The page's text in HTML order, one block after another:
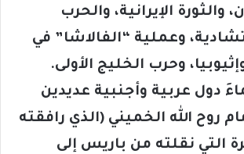
والثورة الإيرانية، والحرب
وعملية “الفالاشا” في
وحرب الخليج الأولى.
دول عربية وأجنبية عديدين
روح الله الخميني (الذي رافقته
التي نقلته من باريس إلى